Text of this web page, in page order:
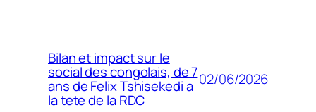
Bilan et impact sur le
social des congolais, de 7
ans de Felix Tshisekedi a
la tete de la RDC
02/06/2026